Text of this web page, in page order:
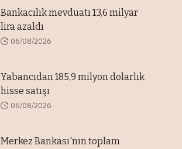
Bankacılık mevduatı 13,6 milyar
lira azaldı
06/08/2026
Yabancıdan 185,9 milyon dolarlık
hisse satışı
06/08/2026
Merkez Bankası'nın toplam